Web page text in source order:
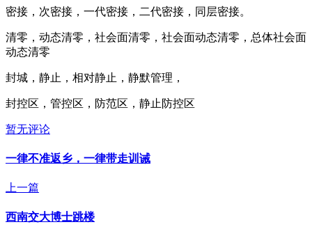
密接，次密接，一代密接，二代密接，同层密接。
清零，动态清零，社会面清零，社会面动态清零，总体社会面
动态清零
封城，静止，相对静止，静默管理，
封控区，管控区，防范区，静止防控区 ​​​
暂无评论
一律不准返乡，一律带走训诫
上一篇
西南交大博士跳楼